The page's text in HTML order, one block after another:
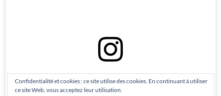
View this post on Instagram
Confidentialité et cookies : ce site utilise des cookies. En continuant à utiliser
ce site Web, vous acceptez leur utilisation.